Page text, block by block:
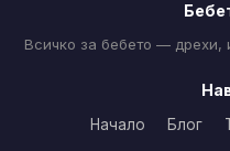
Всичко за бебето — дрехи,
Начало Блог